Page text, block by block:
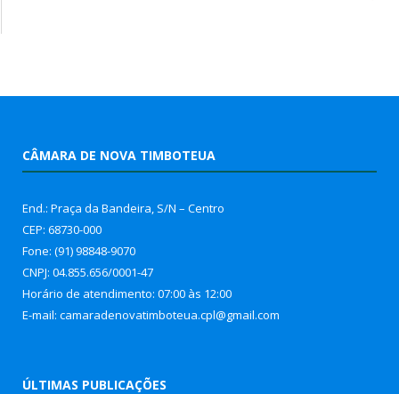
CÂMARA DE NOVA TIMBOTEUA
End.: Praça da Bandeira, S/N – Centro
CEP: 68730-000
Fone: (91) 98848-9070
CNPJ: 04.855.656/0001-47
Horário de atendimento: 07:00 às 12:00
E-mail: camaradenovatimboteua.cpl@gmail.com
ÚLTIMAS PUBLICAÇÕES